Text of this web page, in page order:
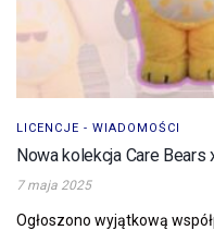
LICENCJE - WIADOMOŚCI
Nowa kolekcja Care
7 maja 2025
Ogłoszono wyjątkową